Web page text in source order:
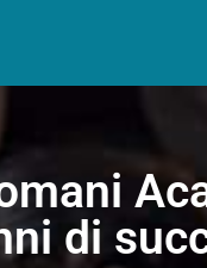
di